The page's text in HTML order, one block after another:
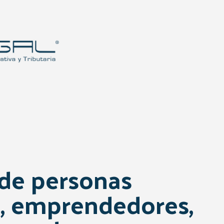
personas
emprendedores,